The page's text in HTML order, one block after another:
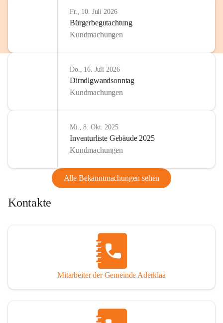
Fr., 10. Juli 2026
Bürgerbegutachtung
Kundmachungen
Do., 16. Juli 2026
Dirndlgwandsonntag
Kundmachungen
Mi., 8. Okt. 2025
Inventurliste Gebäude 2025
Kundmachungen
Alle Bekanntmachungen sehen
Kontakte
Mitarbeiter der Gemeinde Aderklaa